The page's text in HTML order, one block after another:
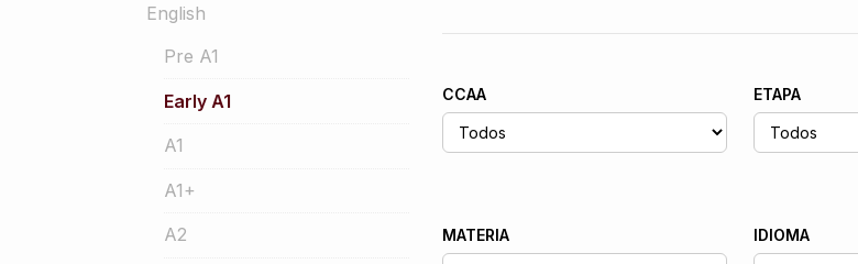
CCAA ETAPA
MATERIA IDIOMA
English
Pre A1
Early A1
A1
A1+
A2